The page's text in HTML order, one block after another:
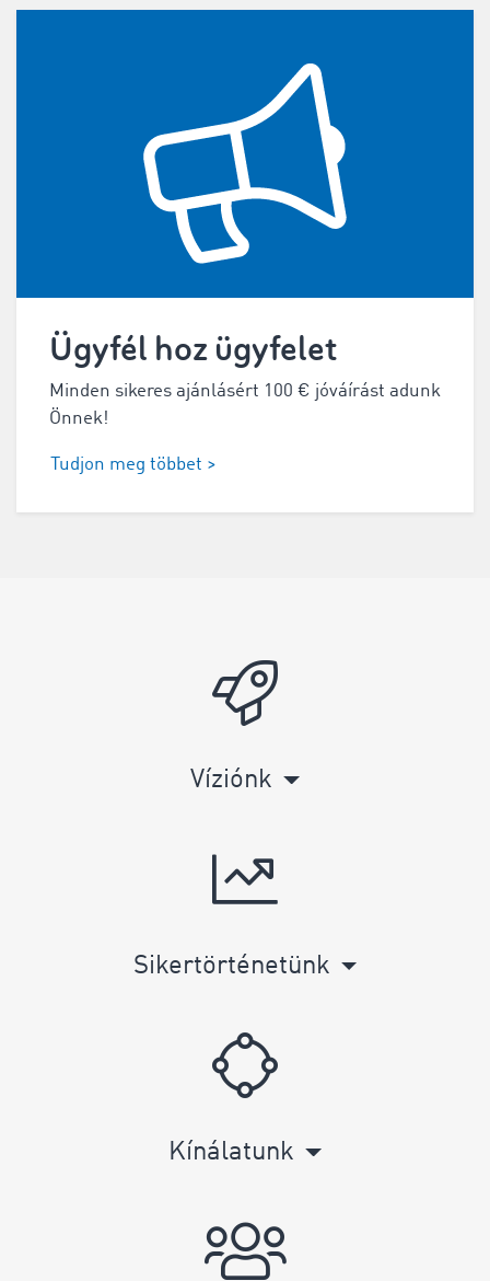
Ügyfél hoz ügyfelet
Minden sikeres ajánlásért 100 € jóváírást adunk
Önnek!
Tudjon meg többet >
Víziónk
Sikertörténetünk
Kínálatunk